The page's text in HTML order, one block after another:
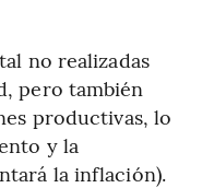
no realizadas
pero también
productivas, lo
y la
la inflación).